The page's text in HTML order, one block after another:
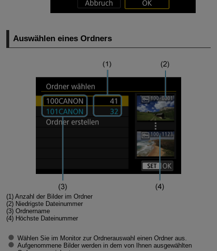
Auswählen eines Ordners
(1) Anzahl der Bilder im Ordner
(2) Niedrigste Dateinummer
(3) Ordnername
(4) Höchste Dateinummer
Wählen Sie im Monitor zur Ordnerauswahl einen Ordner aus.
Aufgenommene Bilder werden in dem von Ihnen ausgewählten